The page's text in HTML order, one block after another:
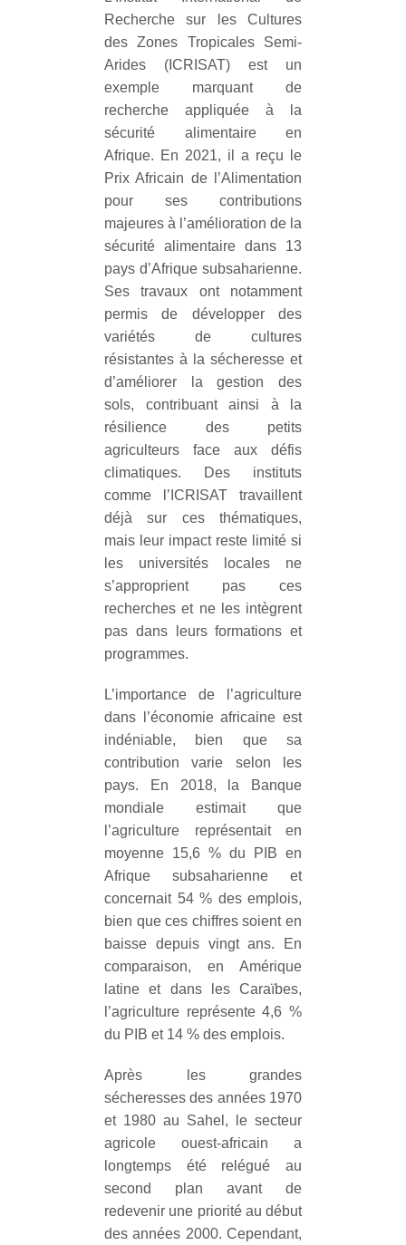
Recherche sur les Cultures
des Zones Tropicales Semi-
Arides (ICRISAT) est un
exemple marquant de
recherche appliquée à la
sécurité alimentaire en
Afrique. En 2021, il a reçu le
Prix Africain de l’Alimentation
pour ses contributions
majeures à l’amélioration de la
sécurité alimentaire dans 13
pays d’Afrique subsaharienne.
Ses travaux ont notamment
permis de développer des
variétés de cultures
résistantes à la sécheresse et
d’améliorer la gestion des
sols, contribuant ainsi à la
résilience des petits
agriculteurs face aux défis
climatiques.
Des instituts
comme l’ICRISAT travaillent
déjà sur ces thématiques,
mais leur impact reste limité si
les universités locales ne
s’approprient pas ces
recherches et ne les intègrent
pas dans leurs formations et
programmes.
L’importance de l’agriculture
dans l’économie africaine est
indéniable, bien que sa
contribution varie selon les
pays. En 2018, la Banque
mondiale estimait que
l’agriculture représentait en
moyenne 15,6 % du PIB en
Afrique subsaharienne et
concernait 54 % des emplois,
bien que ces chiffres soient en
baisse depuis vingt ans. En
comparaison, en Amérique
latine et dans les Caraïbes,
l’agriculture représente 4,6 %
du PIB et 14 % des emplois.
Après les grandes
sécheresses des années 1970
et 1980 au Sahel, le secteur
agricole ouest-africain a
longtemps été relégué au
second plan avant de
redevenir une priorité au début
des années 2000. Cependant,